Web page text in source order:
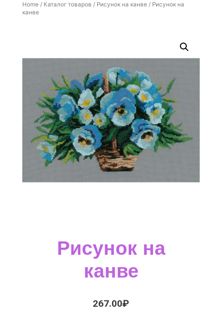
Home / Каталог товаров / Рисунок на канве / Рисунок на
канве
Рисунок на
канве
267.00₽